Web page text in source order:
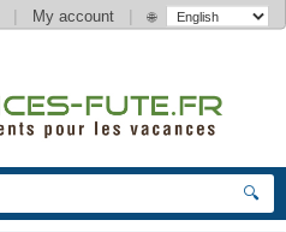
| My account | 🌐
🔍